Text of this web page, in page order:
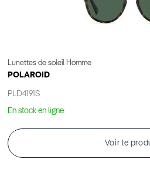
Lunettes de soleil Homme
POLAROID
PLD4191S
En stock en ligne
Voir le